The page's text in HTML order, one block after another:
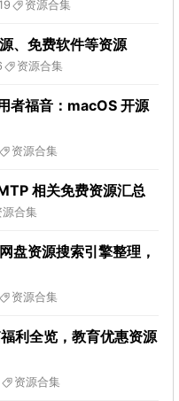
资源合集
、免费软件等资源
资源合集
者福音：macOS 开源
资源合集
相关免费资源汇总
源合集
盘资源搜索引擎整理，
资源合集
利全览，教育优惠资源
资源合集